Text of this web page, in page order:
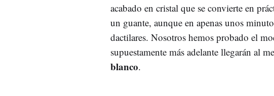
acabado en cristal que se convierte en
un guante, aunque en apenas unos
dactilares. Nosotros hemos probado el
supuestamente más adelante llegarán al
blanco.